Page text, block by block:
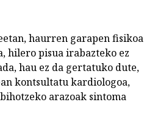
haurren garapen fisikoa
hilero pisua irabazteko ez
hau ez da gertatuko dute,
kontsultatu kardiologoa,
arazoak sintoma